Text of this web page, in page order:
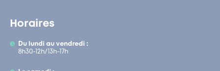
Horaires
Du lundi au vendredi :
8h30-12h/13h-17h